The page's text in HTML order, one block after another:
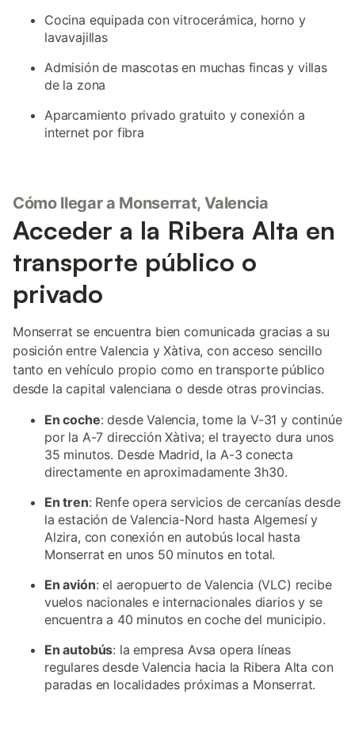
Cocina equipada con vitrocerámica, horno y
lavavajillas
Admisión de mascotas en muchas fincas y villas
de la zona
Aparcamiento privado gratuito y conexión a
internet por fibra
Cómo llegar a Monserrat, Valencia
Acceder a la Ribera Alta en
transporte público o
privado
Monserrat se encuentra bien comunicada gracias a su
posición entre Valencia y Xàtiva, con acceso sencillo
tanto en vehículo propio como en transporte público
desde la capital valenciana o desde otras provincias.
En coche: desde Valencia, tome la V-31 y continúe
por la A-7 dirección Xàtiva; el trayecto dura unos
35 minutos. Desde Madrid, la A-3 conecta
directamente en aproximadamente 3h30.
En tren: Renfe opera servicios de cercanías desde
la estación de Valencia-Nord hasta Algemesí y
Alzira, con conexión en autobús local hasta
Monserrat en unos 50 minutos en total.
En avión: el aeropuerto de Valencia (VLC) recibe
vuelos nacionales e internacionales diarios y se
encuentra a 40 minutos en coche del municipio.
En autobús: la empresa Avsa opera líneas
regulares desde Valencia hacia la Ribera Alta con
paradas en localidades próximas a Monserrat.